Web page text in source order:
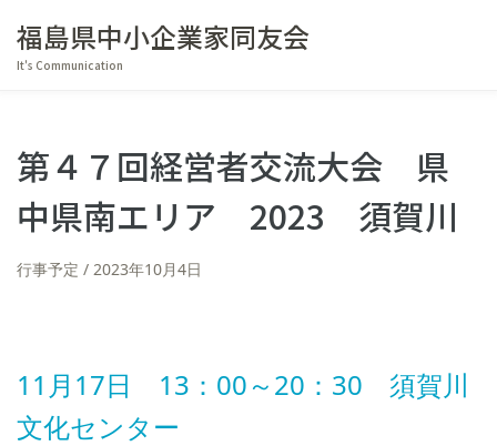
福島県中小企業家同友会
It's Communication
第４７回経営者交流大会 県
中県南エリア 2023 須賀川
行事予定 2023年10月4日
11月17日 13：00～20：30 須賀川
文化センター